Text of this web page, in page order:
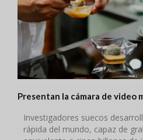
Presentan la cámara de video
Investigadores suecos
rápida del mundo, capaz de